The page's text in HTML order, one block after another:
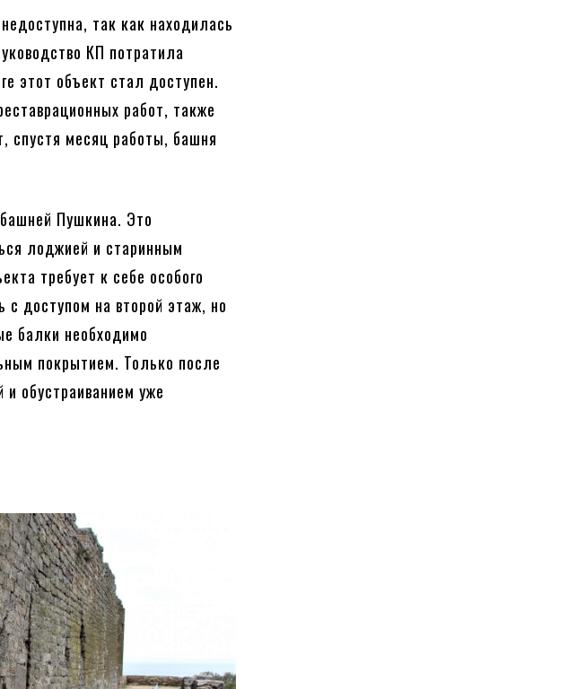
так как находилась
КП потратила
этот объект стал доступен.
работ, также
спустя месяц работы, башня
Пушкина. Это
лоджией и старинным
требует к себе особого
с доступом на второй этаж, но
балки необходимо
покрытием. Только после
и обустраиванием уже